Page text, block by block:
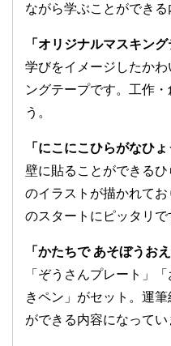
ながら学ぶことができる
「オリジナルマスキング
学びをイメージしたか
ングテープです。工作
う。
「にこにこひらがなひょ
壁に貼ることができる
のイラストが描かれて
のスタートにピッタリで
「かたちで あそぼうお
「ぞうさんプレート」
きペン」がセット。運
ができる内容になってい